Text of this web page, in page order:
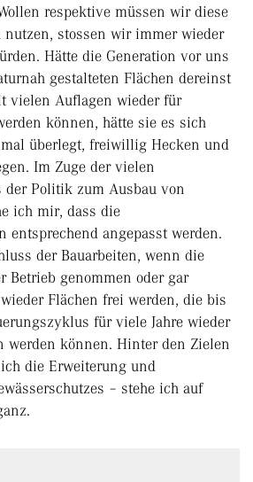
respektive müssen wir diese
nutzen, stossen wir immer wieder
Hätte die Generation vor uns
gestalteten Flächen dereinst
vielen Auflagen wieder für
können, hätte sie es sich
überlegt, freiwillig Hecken und
Im Zuge der vielen
der Politik zum Ausbau von
ich mir, dass die
entsprechend angepasst werden.
der Bauarbeiten, wenn die
Betrieb genommen oder gar
Flächen frei werden, die bis
für viele Jahre wieder
werden können. Hinter den Zielen
die Erweiterung und
– stehe ich auf